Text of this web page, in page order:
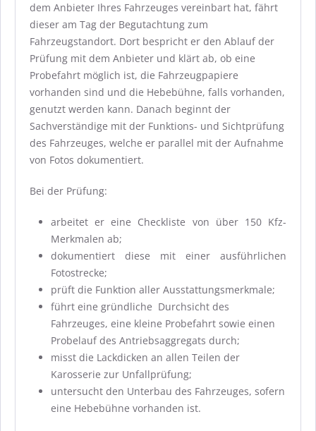
dem Anbieter Ihres Fahrzeuges vereinbart hat, fährt
dieser am Tag der Begutachtung zum
Fahrzeugstandort. Dort bespricht er den Ablauf der
Prüfung mit dem Anbieter und klärt ab, ob eine
Probefahrt möglich ist, die Fahrzeugpapiere
vorhanden sind und die Hebebühne, falls vorhanden,
genutzt werden kann. Danach beginnt der
Sachverständige mit der Funktions- und Sichtprüfung
des Fahrzeuges, welche er parallel mit der Aufnahme
von Fotos dokumentiert.
Bei der Prüfung:
arbeitet er eine Checkliste von über 150 Kfz-
Merkmalen ab;
dokumentiert diese mit einer ausführlichen
Fotostrecke;
prüft die Funktion aller Ausstattungsmerkmale;
führt eine gründliche Durchsicht des
Fahrzeuges, eine kleine Probefahrt sowie einen
Probelauf des Antriebsaggregats durch;
misst die Lackdicken an allen Teilen der
Karosserie zur Unfallprüfung;
untersucht den Unterbau des Fahrzeuges, sofern
eine Hebebühne vorhanden ist.